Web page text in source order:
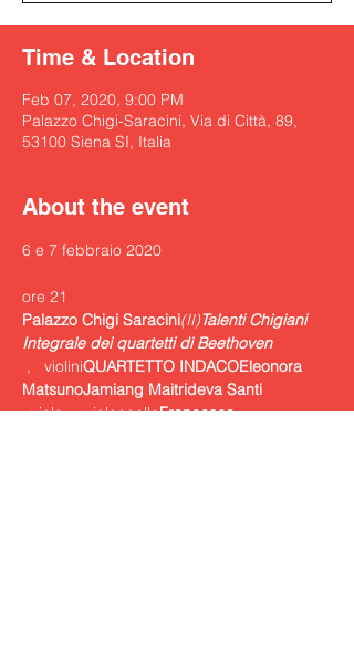
Time & Location
Feb 07, 2020, 9:00 PM
Palazzo Chigi-Saracini, Via di Città, 89,
53100 Siena SI, Italia
About the event
6 e 7 febbraio 2020
Palazzo Chigi Saracini(II)
Integrale dei quartetti di Beethoven
,
violiniQUARTETTO INDACOEleonora
MatsunoJamiang Maitrideva Santi
viola, violoncelloFrancesca